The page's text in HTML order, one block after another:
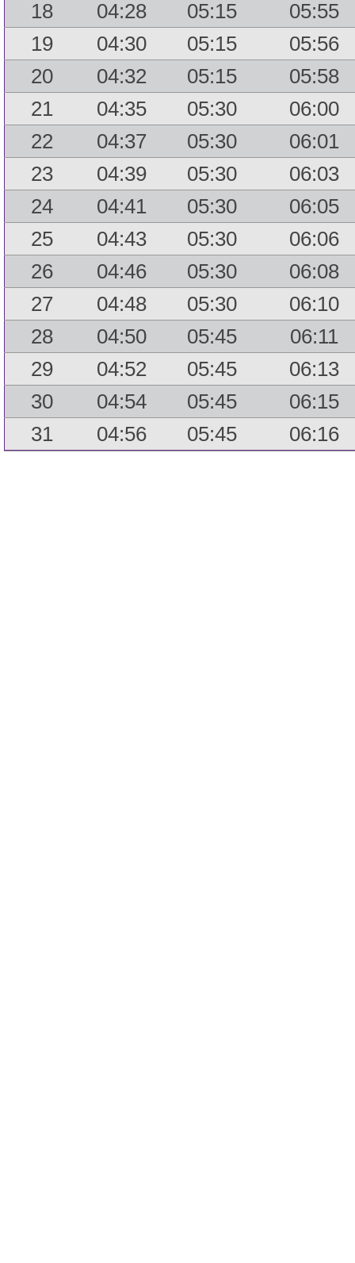
18
04:28 05:15
05:55
19
04:30 05:15
05:56
20
04:32 05:15
05:58
21
04:35 05:30
06:00
22
04:37 05:30
06:01
23
04:39 05:30
06:03
24
04:41 05:30
06:05
25
04:43 05:30
06:06
26
04:46 05:30
06:08
27
04:48 05:30
06:10
28
04:50 05:45
06:11
29
04:52 05:45
06:13
30
04:54 05:45
06:15
31
04:56 05:45 06:16